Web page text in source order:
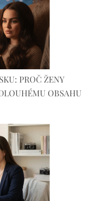
PROČ ŽENY
OBSAHU